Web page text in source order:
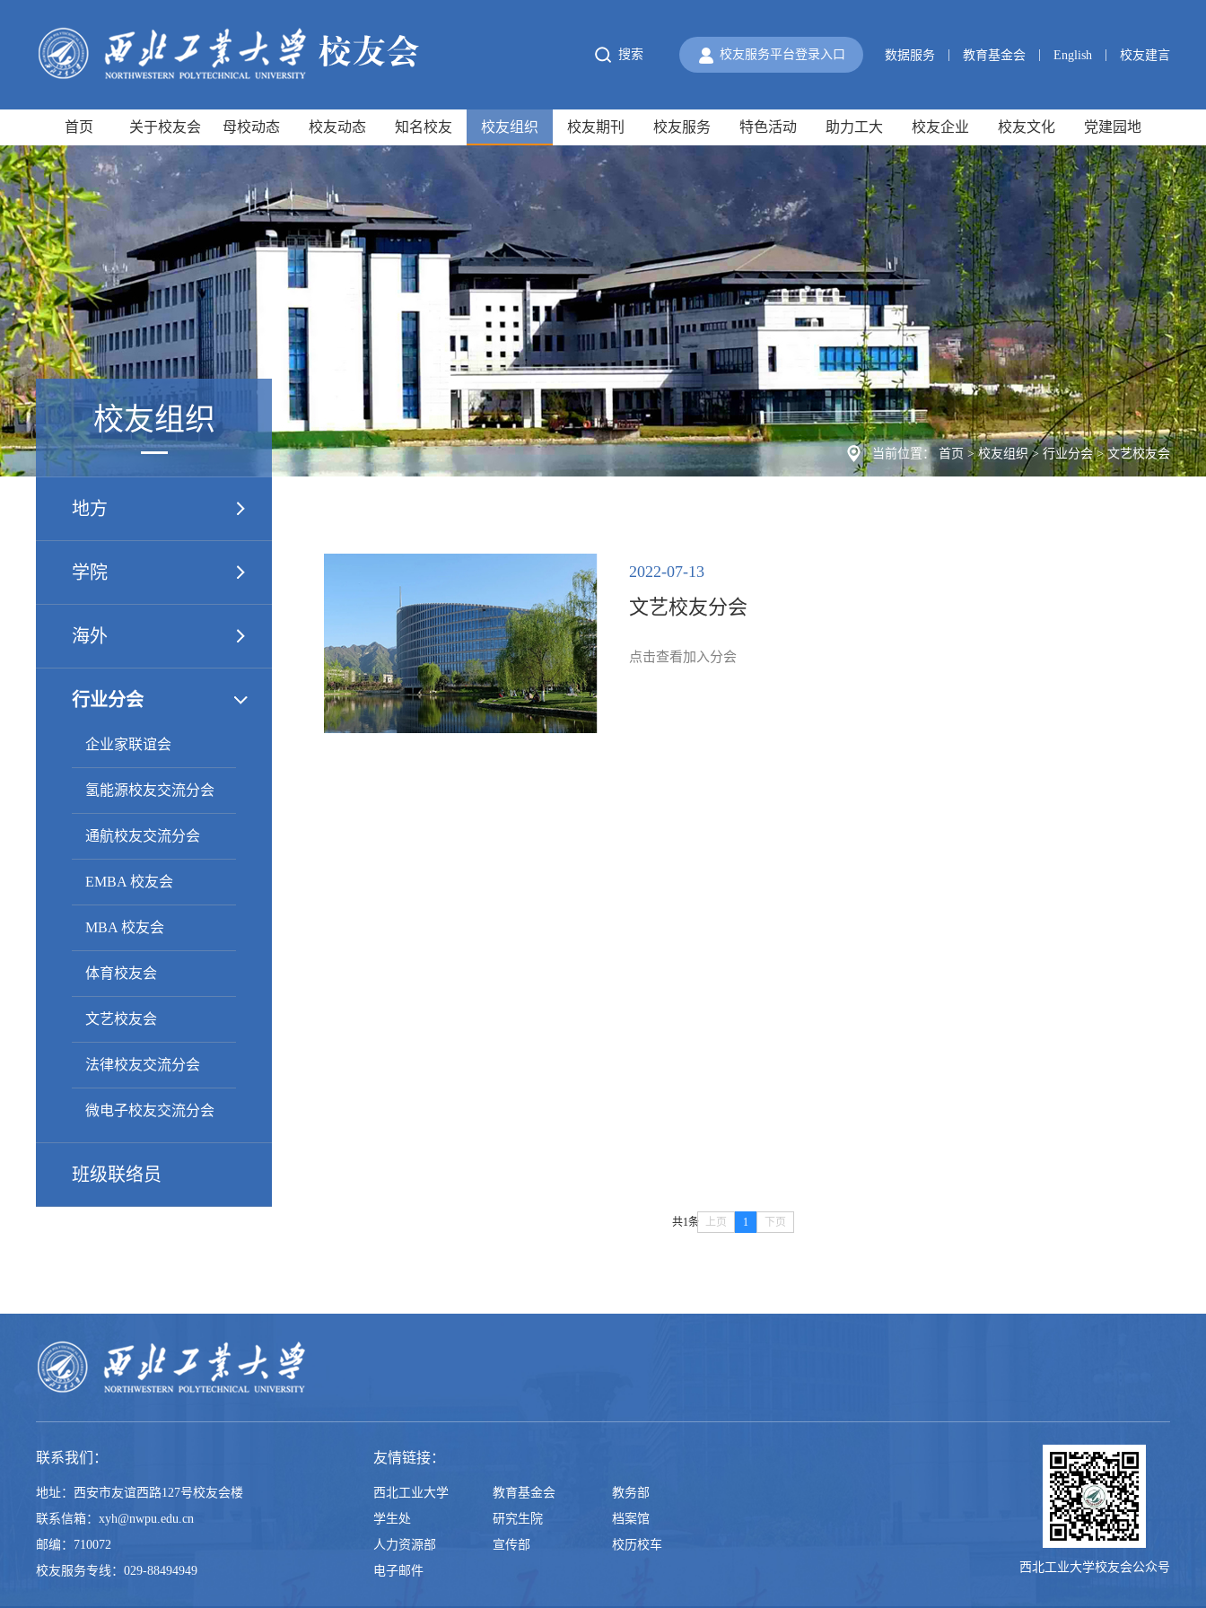
搜索 校友服务平台登录入口 数据服务 教育基金会 English 校友建言
首页 关于校友会 母校动态 校友动态 知名校友 校友组织 校友期刊 校友服务 特色活动 助力工大 校友企业 校友文化 党建园地
当前位置： 首页>校友组织> 行业分会>文艺校友会
校友组织
地方
学院
海外
行业分会
企业家联谊会
氢能源校友交流分会
通航校友交流分会
EMBA 校友会
MBA 校友会
体育校友会
文艺校友会
法律校友交流分会
微电子校友交流分会
班级联络员
2022-07-13
文艺校友分会
点击查看加入分会
共1条 上页 1 下页
联系我们：
地址：西安市友谊西路127号校友会楼
联系信箱：xyh@nwpu.edu.cn
邮编：710072
校友服务专线：029-88494949
友情链接：
西北工业大学 教育基金会
教务部
学生处
研究生院
档案馆
人力资源部
宣传部
校历校车
电子邮件
西北工业大学校友会公众号